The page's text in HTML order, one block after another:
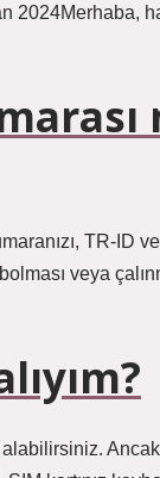
2024Merhaba,
TR-ID
veya
alabilirsiniz.